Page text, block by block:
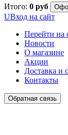
Итого: 0 руб
UВход на сайт
Перейти на
Новости
О магазине
Акции
Доставка и
Контакты
Обратная связь